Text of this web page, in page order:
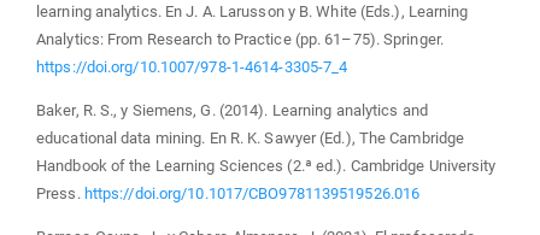
learning analytics. En J. A. Larusson y B. White (Eds.), Learning
Analytics: From Research to Practice (pp. 61–75). Springer.
https://doi.org/10.1007/978-1-4614-3305-7_4
Baker, R. S., y Siemens, G. (2014). Learning analytics and
educational data mining. En R. K. Sawyer (Ed.), The Cambridge
Handbook of the Learning Sciences (2.ª ed.). Cambridge University
Press. https://doi.org/10.1017/CBO9781139519526.016